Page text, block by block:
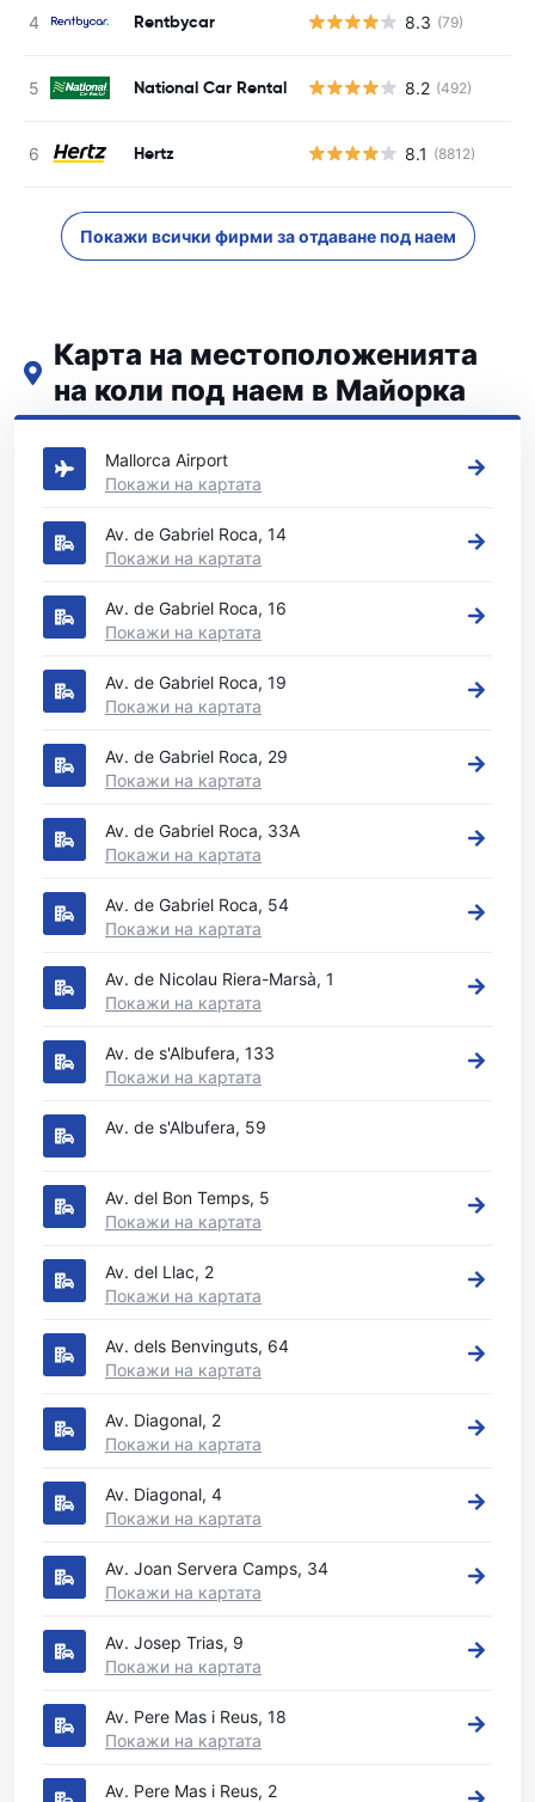
Rentbycar 8.3 (79)
National Car Rental 8.2 (492)
Hertz 8.1 (8812)
Покажи всички фирми за отдаване под наем
Карта на местоположенията
на коли под наем в Майорка
Вижте нашите основни места за коли под наем в Майорка
Mallorca Airport
Покажи на картата
Av. de Gabriel Roca, 14
Покажи на картата
Av. de Gabriel Roca, 16
Покажи на картата
Av. de Gabriel Roca, 19
Покажи на картата
Av. de Gabriel Roca, 29
Покажи на картата
Av. de Gabriel Roca, 33A
Покажи на картата
Av. de Gabriel Roca, 54
Покажи на картата
Av. de Nicolau Riera-Marsà, 1
Покажи на картата
Av. de s'Albufera, 133
Покажи на картата
Av. de s'Albufera, 59
Av. del Bon Temps, 5
Покажи на картата
Av. del Llac, 2
Покажи на картата
Av. dels Benvinguts, 64
Покажи на картата
Av. Diagonal, 2
Покажи на картата
Av. Diagonal, 4
Покажи на картата
Av. Joan Servera Camps, 34
Покажи на картата
Av. Josep Trias, 9
Покажи на картата
Av. Pere Mas i Reus, 18
Покажи на картата
Av. Pere Mas i Reus, 2